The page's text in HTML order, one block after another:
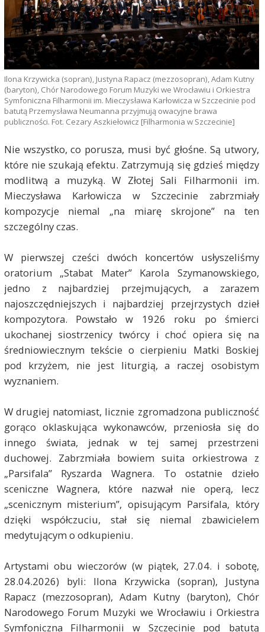
Ilona Krzywicka (sopran), Justyna Rapacz (mezzosopran), Adam Kutny
(baryton), Chór Narodowego Forum Muzyki we Wrocławiu i Orkiestra
Symfoniczna Filharmonii im. Mieczysława Karłowicza w Szczecinie pod
batutą Przemysława Neumanna przyjmują owacyjne brawa
publiczności. Fot. Cezary Aszkiełowicz [Filharmonia w Szczecinie]
Nie wszystko, co porusza, musi być głośne. Są utwory,
które nie szukają efektu. Zatrzymują się gdzieś między
modlitwą a muzyką. W Złotej Sali Filharmonii im.
Mieczysława Karłowicza w Szczecinie zabrzmiały
kompozycje niemal „na miarę skrojone” na ten
szczególny czas.
W pierwszej cześci dwóch koncertów usłyszeliśmy
oratorium „Stabat Mater” Karola Szymanowskiego,
jedno z najbardziej przejmujących, a zarazem
najoszczędniejszych i najbardziej przejrzystych dzieł
kompozytora. Powstało w 1926 roku po śmierci
ukochanej siostrzenicy twórcy i choć opiera się na
średniowiecznym tekście o cierpieniu Matki Boskiej
pod krzyżem, nie jest liturgią, a raczej osobistym
wyznaniem.
W drugiej natomiast, licznie zgromadzona publiczność
gorąco oklaskująca wykonawców, przeniosła się do
innego świata, jednak w tej samej przestrzeni
duchowej. Zabrzmiała bowiem suita orkiestrowa z
„Parsifala” Ryszarda Wagnera. To ostatnie dzieło
sceniczne Wagnera, które nazwał nie operą, lecz
„scenicznym misterium”, opisującym Parsifala, który
dzięki współczuciu, stał się niemal zbawicielem
medytującym o odkupieniu.
Artystami obu wieczorów (w piątek, 27.04. i sobotę,
28.04.2026) byli: Ilona Krzywicka (sopran), Justyna
Rapacz (mezzosopran), Adam Kutny (baryton), Chór
Narodowego Forum Muzyki we Wrocławiu i Orkiestra
Symfoniczna Filharmonii w Szczecinie pod batutą